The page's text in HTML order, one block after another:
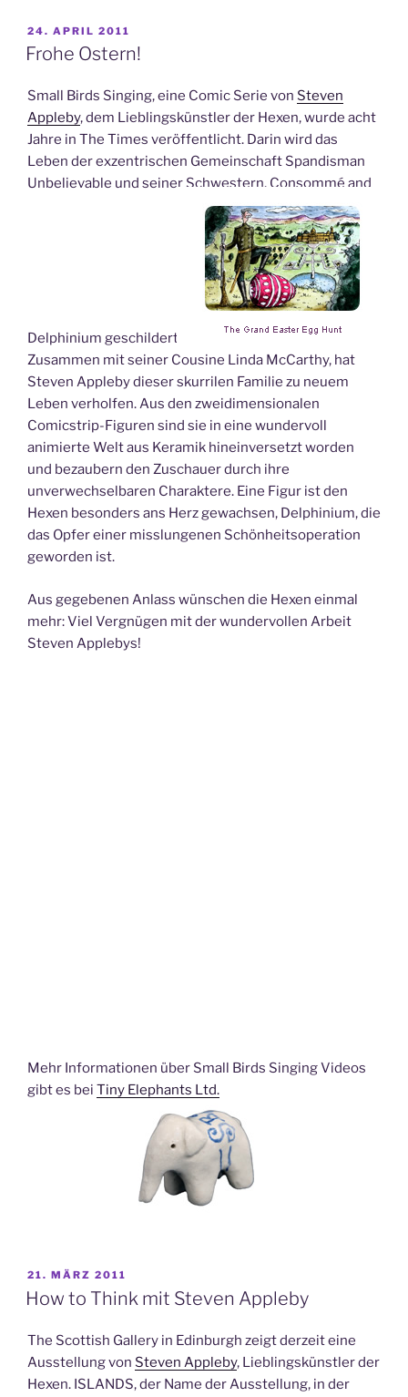
VERÖFFENTLICHT
AM
24. APRIL 2011
Frohe Ostern!
Small Birds Singing, eine Comic Serie von Steven
Appleby, dem Lieblingskünstler der Hexen, wurde acht
Jahre in The Times veröffentlicht. Darin wird das
Leben der exzentrischen Gemeinschaft Spandisman
Unbelievable und seiner Schwestern, Consommé and
Delphinium geschildert.
Zusammen mit seiner Cousine Linda McCarthy, hat
Steven Appleby dieser skurrilen Familie zu neuem
Leben verholfen. Aus den zweidimensionalen
Comicstrip-Figuren sind sie in eine wundervoll
animierte Welt aus Keramik hineinversetzt worden
und bezaubern den Zuschauer durch ihre
unverwechselbaren Charaktere. Eine Figur ist den
Hexen besonders ans Herz gewachsen, Delphinium, die
das Opfer einer misslungenen Schönheitsoperation
geworden ist.
Aus gegebenen Anlass wünschen die Hexen einmal
mehr: Viel Vergnügen mit der wundervollen Arbeit
Steven Applebys!
Mehr Informationen über Small Birds Singing Videos
gibt es bei Tiny Elephants Ltd.
VERÖFFENTLICHT
AM
21. MÄRZ 2011
How to Think mit Steven Appleby
The Scottish Gallery in Edinburgh zeigt derzeit eine
Ausstellung von Steven Appleby, Lieblingskünstler der
Hexen. ISLANDS, der Name der Ausstellung, in der